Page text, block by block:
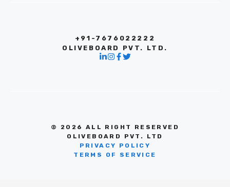
+91-7676022222
OLIVEBOARD PVT. LTD.
© 2026 ALL RIGHT RESERVED
OLIVEBOARD PVT. LTD
PRIVACY POLICY
TERMS OF SERVICE